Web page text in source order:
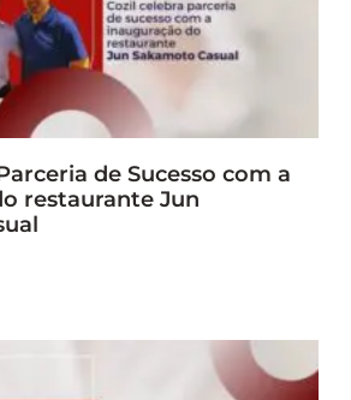
de Sucesso com a
restaurante Jun